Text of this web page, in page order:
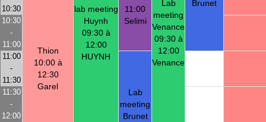
Brunet
lab meeting
Huynh
09:30 à
12:00
HUYNH
11:00
Selimi
Lab
meeting
Venance
09:30 à
12:00
Venance
10:30
Thion
10:00 à
12:30
Garel
10:30
-
11:00
11:00
-
11:30
Lab
meeting
Brunet
11:30
-
12:00